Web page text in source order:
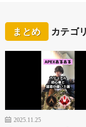
まとめ カテゴ
2025.11.25